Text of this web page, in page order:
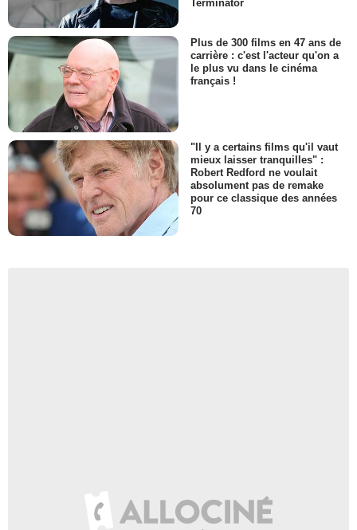
Terminator
Plus de 300 films en 47 ans de
carrière : c'est l'acteur qu'on a
le plus vu dans le cinéma
français !
"Il y a certains films qu'il vaut
mieux laisser tranquilles" :
Robert Redford ne voulait
absolument pas de remake
pour ce classique des années
70